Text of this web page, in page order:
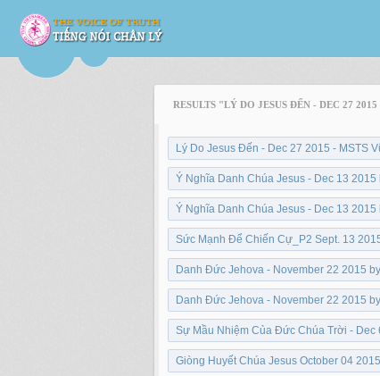
RESULTS "LÝ DO JESUS ĐẾN - DEC 27
Lý Do Jesus Đến - Dec 27 2015 - MSTS
Ý Nghĩa Danh Chúa Jesus - Dec 13
Ý Nghĩa Danh Chúa Jesus - Dec 13
Sức Mạnh Để Chiến Cự_P2 Sept. 13
Danh Đức Jehova - November 22 2015
Danh Đức Jehova - November 22 2015
Sự Mầu Nhiệm Của Đức Chúa Trời - Dec
Giòng Huyết Chúa Jesus October 04